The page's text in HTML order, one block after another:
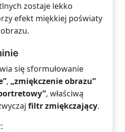
zostaje lekko
efekt miękkiej poświaty
się sformułowanie
, „zmiękczenie obrazu”
, właściwą
filtr zmiękczający.